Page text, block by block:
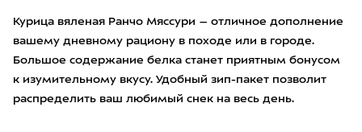
Курица вяленая Ранчо Мяссури – отличное дополнение
вашему дневному рациону в походе или в городе.
Большое содержание белка станет приятным бонусом
к изумительному вкусу. Удобный зип-пакет позволит
распределить ваш любимый снек на весь день.